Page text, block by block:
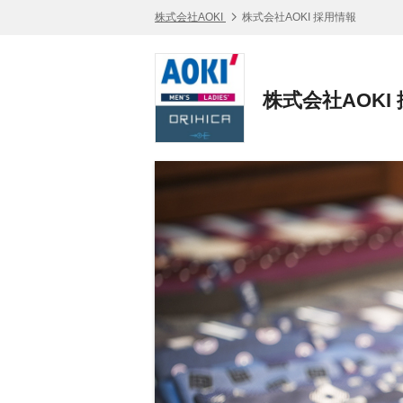
株式会社AOKI 株式会社AOKI 採用情報
株式会社AOKI